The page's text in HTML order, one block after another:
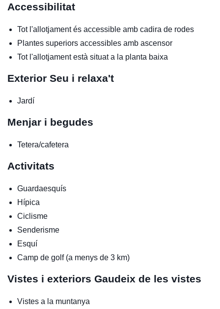
Accessibilitat
Tot l'allotjament és accessible amb cadira de rodes
Plantes superiors accessibles amb ascensor
Tot l'allotjament està situat a la planta baixa
Exterior Seu i relaxa't
Jardí
Menjar i begudes
Tetera/cafetera
Activitats
Guardaesquís
Hípica
Ciclisme
Senderisme
Esquí
Camp de golf (a menys de 3 km)
Vistes i exteriors Gaudeix de les vistes
Vistes a la muntanya